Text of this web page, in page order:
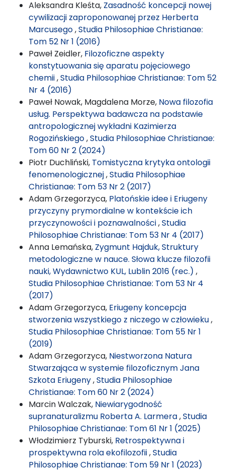
Aleksandra Kleśta, Zasadność koncepcji nowej
cywilizacji zaproponowanej przez Herberta
Marcusego,Studia Philosophiae Christianae:
Tom 52 Nr 1 (2016)
Paweł Zeidler, Filozoficzne aspekty
konstytuowania się aparatu pojęciowego
chemii,Studia Philosophiae Christianae: Tom 52
Nr 4 (2016)
Paweł Nowak, Magdalena Morze, Nowa filozofia
usług. Perspektywa badawcza na podstawie
antropologicznej wykładni Kazimierza
Rogozińskiego,Studia Philosophiae Christianae:
Tom 60 Nr 2 (2024)
Piotr Duchliński, Tomistyczna krytyka ontologii
fenomenologicznej,Studia Philosophiae
Christianae: Tom 53 Nr 2 (2017)
Adam Grzegorzyca, Platońskie idee i Eriugeny
przyczyny prymordialne w kontekście ich
przyczynowości i poznawalności,Studia
Philosophiae Christianae: Tom 53 Nr 4 (2017)
Anna Lemańska, Zygmunt Hajduk, Struktury
metodologiczne w nauce. Słowa klucze filozofii
nauki, Wydawnictwo KUL, Lublin 2016 (rec.) ,
Studia Philosophiae Christianae: Tom 53 Nr 4
(2017)
Adam Grzegorzyca, Eriugeny koncepcja
stworzenia wszystkiego z niczego w człowieku,
Studia Philosophiae Christianae: Tom 55 Nr 1
(2019)
Adam Grzegorzyca, Niestworzona Natura
Stwarzająca w systemie filozoficznym Jana
Szkota Eriugeny,Studia Philosophiae
Christianae: Tom 60 Nr 2 (2024)
Marcin Walczak, Niewiarygodność
supranaturalizmu Roberta A. Larmera,Studia
Philosophiae Christianae: Tom 61 Nr 1 (2025)
Włodzimierz Tyburski, Retrospektywna i
prospektywna rola ekofilozofii,Studia
Philosophiae Christianae: Tom 59 Nr 1 (2023)